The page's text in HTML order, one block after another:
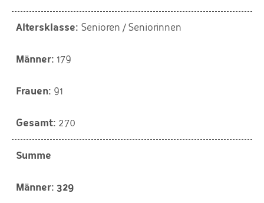
Senioren / Seniorinnen
179
91
270
Summe
329